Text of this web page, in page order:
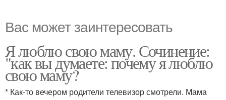
Вас может заинтересовать
Я люблю свою маму. Сочинение:
"как вы думаете: почему я люблю
свою маму?
* Как-то вечером родители телевизор смотрели. Мама